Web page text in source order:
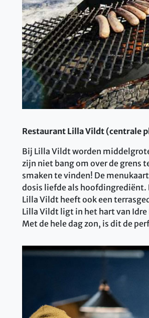
Restaurant Lilla Vildt (centrale
Bij Lilla Vildt worden
zijn niet bang om over de grens
smaken te vinden! De
dosis liefde als hoofdingrediënt.
Lilla Vildt heeft ook een
Lilla Vildt ligt in het hart van Idre
Met de hele dag zon, is dit de